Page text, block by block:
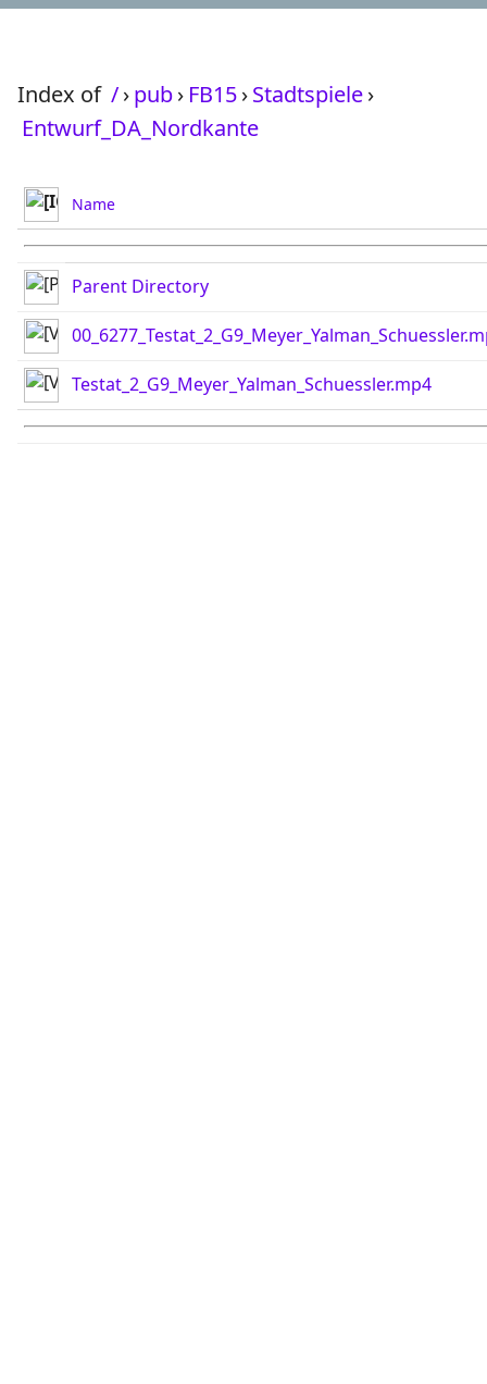
Index of /›pub› FB15›Stadtspiele›
Entwurf_DA_Nordkante
Name
Parent Directory
Testat_2_G9_Meyer_Yalman_Schuessler.mp4